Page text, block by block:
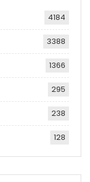
4184
3388
1366
295
238
128